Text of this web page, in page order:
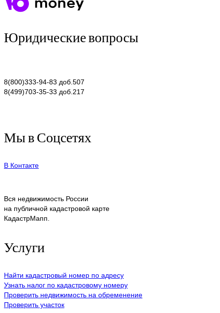
Юридические вопросы
8(800)333-94-83 доб.507
8(499)703-35-33 доб.217
Мы в Соцсетях
В Контакте
Вся недвижимость России
на публичной кадастровой карте
КадастрМапп.
Услуги
Найти кадастровый номер по адресу
Узнать налог по кадастровому номеру
Проверить недвижимость на обременение
Проверить участок